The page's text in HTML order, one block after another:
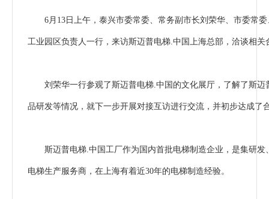
6月13日上午，泰兴市委常委、常务副市长刘荣华、市委常
工业园区负责人一行，来访斯迈普电梯.中国上海总部，洽谈相关
刘荣华一行参观了斯迈普电梯.中国的文化展厅，了解了斯
品研发等情况，就下一步开展对接互访进行交流，并初步达成了
斯迈普电梯.中国工厂作为国内首批电梯制造企业，是集研
电梯生产服务商，在上海有着近30年的电梯制造经验。